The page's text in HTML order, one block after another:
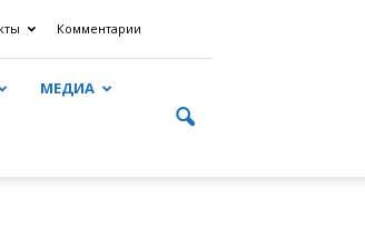
Комментарии
МЕДИА